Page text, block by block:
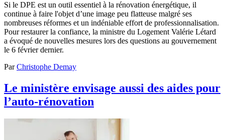
Si le DPE est un outil essentiel à la rénovation énergétique, il
continue à faire l'objet d’une image peu flatteuse malgré ses
nombreuses réformes et un indéniable effort de professionnalisation.
Pour restaurer la confiance, la ministre du Logement Valérie Létard
a évoqué de nouvelles mesures lors des questions au gouvernement
le 6 février dernier.
ParChristophe Demay
Le ministère envisage aussi des aides pour
l’auto-rénovation